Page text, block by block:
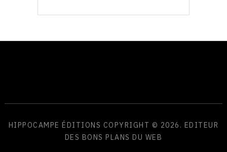
HIPPOCAMPE ÉDITIONS COPYRIGHT © 2026. EDITEUR
DES BONS PLANS DU WEB